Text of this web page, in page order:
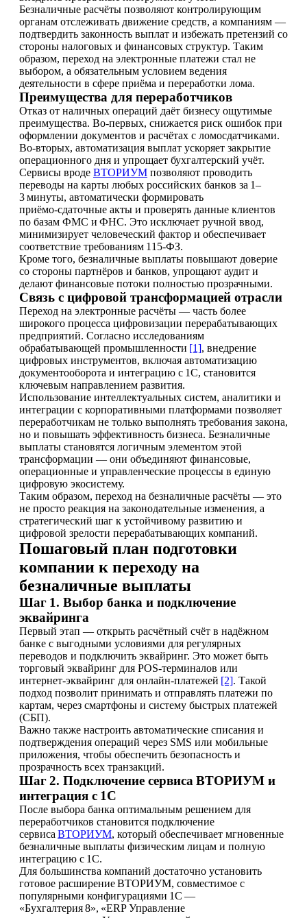
Безналичные расчёты позволяют контролирующим
органам отслеживать движение средств, а компаниям —
подтвердить законность выплат и избежать претензий со
стороны налоговых и финансовых структур. Таким
образом, переход на электронные платежи стал не
выбором, а обязательным условием ведения
деятельности в сфере приёма и переработки лома.
Преимущества для переработчиков
Отказ от наличных операций даёт бизнесу ощутимые
преимущества. Во‑первых, снижается риск ошибок при
оформлении документов и расчётах с ломосдатчиками.
Во‑вторых, автоматизация выплат ускоряет закрытие
операционного дня и упрощает бухгалтерский учёт.
Сервисы вроде ВТОРИУМ позволяют проводить
переводы на карты любых российских банков за 1–
3 минуты, автоматически формировать
приёмо‑сдаточные акты и проверять данные клиентов
по базам ФМС и ФНС. Это исключает ручной ввод,
минимизирует человеческий фактор и обеспечивает
соответствие требованиям 115‑ФЗ.
Кроме того, безналичные выплаты повышают доверие
со стороны партнёров и банков, упрощают аудит и
делают финансовые потоки полностью прозрачными.
Связь с цифровой трансформацией отрасли
Переход на электронные расчёты — часть более
широкого процесса цифровизации перерабатывающих
предприятий. Согласно исследованиям
обрабатывающей промышленности [1], внедрение
цифровых инструментов, включая автоматизацию
документооборота и интеграцию с 1С, становится
ключевым направлением развития.
Использование интеллектуальных систем, аналитики и
интеграции с корпоративными платформами позволяет
переработчикам не только выполнять требования закона,
но и повышать эффективность бизнеса. Безналичные
выплаты становятся логичным элементом этой
трансформации — они объединяют финансовые,
операционные и управленческие процессы в единую
цифровую экосистему.
Таким образом, переход на безналичные расчёты — это
не просто реакция на законодательные изменения, а
стратегический шаг к устойчивому развитию и
цифровой зрелости перерабатывающих компаний.
Пошаговый план подготовки
компании к переходу на
безналичные выплаты
Шаг 1. Выбор банка и подключение
эквайринга
Первый этап — открыть расчётный счёт в надёжном
банке с выгодными условиями для регулярных
переводов и подключить эквайринг. Это может быть
торговый эквайринг для POS‑терминалов или
интернет‑эквайринг для онлайн‑платежей [2]. Такой
подход позволит принимать и отправлять платежи по
картам, через смартфоны и систему быстрых платежей
(СБП).
Важно также настроить автоматические списания и
подтверждения операций через SMS или мобильные
приложения, чтобы обеспечить безопасность и
прозрачность всех транзакций.
Шаг 2. Подключение сервиса ВТОРИУМ и
интеграция с 1С
После выбора банка оптимальным решением для
переработчиков становится подключение
сервиса ВТОРИУМ, который обеспечивает мгновенные
безналичные выплаты физическим лицам и полную
интеграцию с 1С.
Для большинства компаний достаточно установить
готовое расширение ВТОРИУМ, совместимое с
популярными конфигурациями 1С —
«Бухгалтерия 8», «ERP Управление